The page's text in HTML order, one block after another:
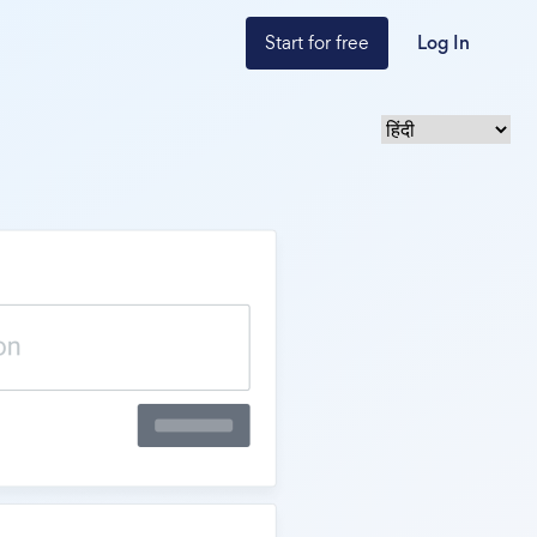
Start for free Log In